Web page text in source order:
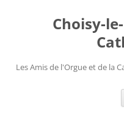
Choisy-
Les Amis de l'Orgue et de la